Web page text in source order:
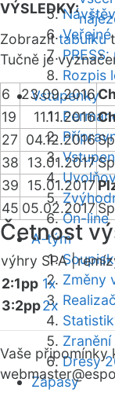
Rozpis
Vstupenky
On-line
A-tým
Změny
Dresy
Zápasy
VÝSLEDKY:
Zobrazittabulku
Tučně je
6 23.09.2016
19
11.11.2016
27 04.12.2016
38
13.01.2017
39
15.01.2017
45 05.02.2017
Četnost
výhry SPA |
2:1pp 1x
3:2pp2x
Vaše připomínky
webmaster